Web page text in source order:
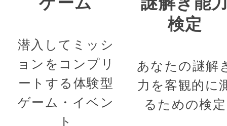
潜入してミッシ
ョンをコンプリ
ートする体験型
ゲーム・イベン
ト
検定
あなたの謎解
力を客観的に
るための検定